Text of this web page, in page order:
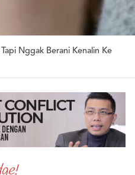
Tapi Nggak Berani Kenalin Ke